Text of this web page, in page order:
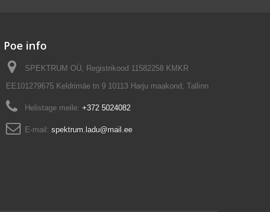
Poe info
SPEKTRUM OÜ, Registrikood 11582258 KMKR
EE101279675 Keldrimäe tn 9 10113 Harju maakond, Tallinn
Helistage meile: +372 5024082
E-mail: spektrum.ladu@mail.ee